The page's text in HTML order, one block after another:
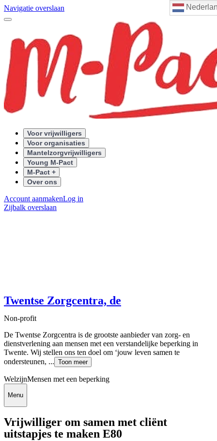
Navigatie overslaan
Voor vrijwilligers
Voor organisaties
Mantelzorgvrijwilligers
Young M-Pact
M-Pact +
Over ons
Account aanmakenLog in
Zijbalk overslaan
Twentse Zorgcentra, de
Non-profit
De Twentse Zorgcentra is de grootste aanbieder van zorg- en
dienstverlening aan mensen met een verstandelijke beperking in
Twente. Wij stellen ons ten doel om ‘jouw leven samen te
ondersteunen, ... Toon meer
WelzijnMensen met een beperking
Menu
Vrijwilliger om samen met cliënt
uitstapjes te maken E80